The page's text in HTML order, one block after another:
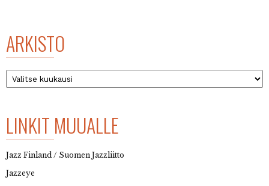
ARKISTO
Arkisto
LINKIT MUUALLE
Jazz Finland / Suomen Jazzliitto
Jazzeye